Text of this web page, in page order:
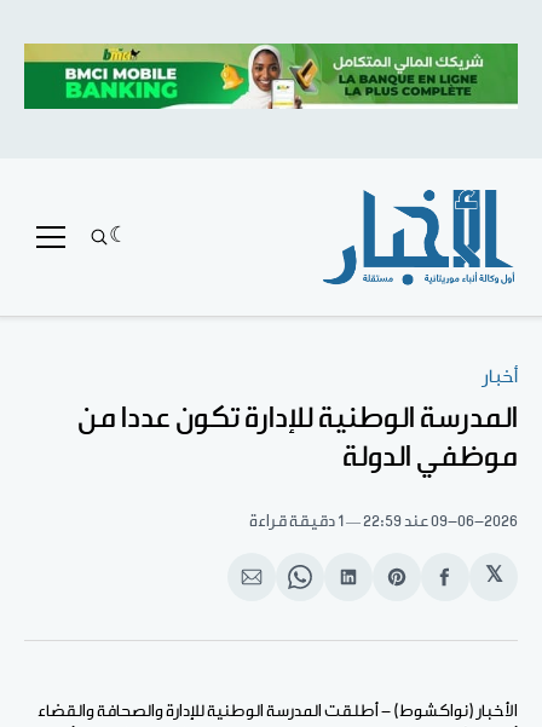
أخبار
المدرسة الوطنية للإدارة تكون عددا من
موظفي الدولة
09-06-2026عند 22:59 1 دقيقة قراءة
𝕏
انشر
الفيسبوك
Share
Pinterest
انشر
لينكد
Share
WhatsApp
انشر
الإيميل
الأخبار (نواكشوط) - أطلقت المدرسة الوطنية للإدارة والصحافة والقضاء